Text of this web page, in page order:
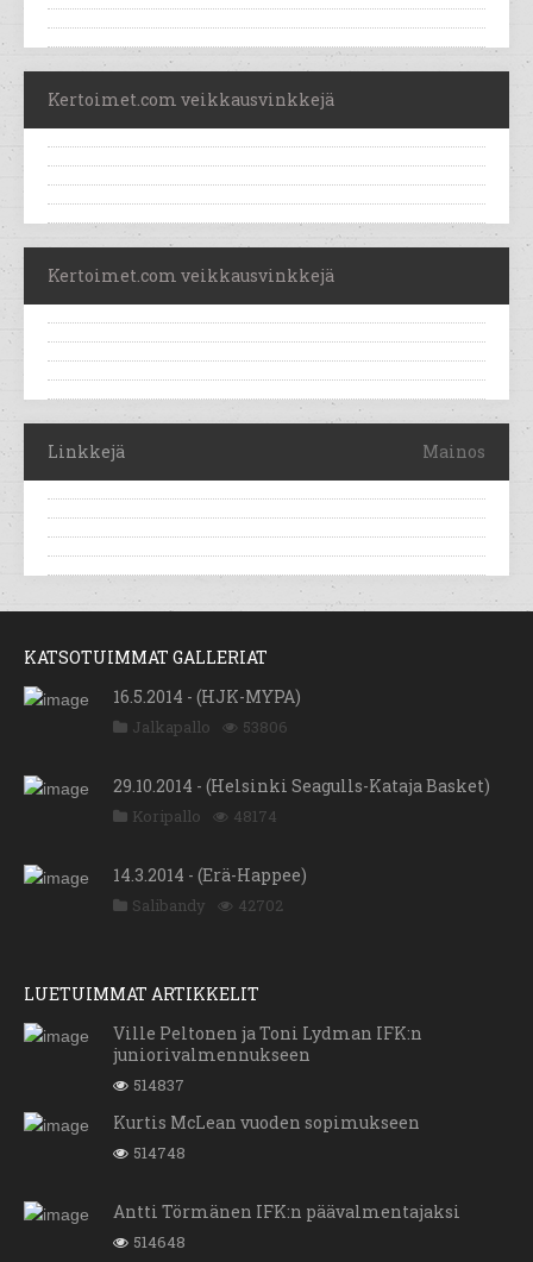
Kertoimet.com veikkausvinkkejä
Kertoimet.com veikkausvinkkejä
Linkkejä Mainos
KATSOTUIMMAT GALLERIAT
16.5.2014 - (HJK-MYPA)
Jalkapallo 53806
29.10.2014 - (Helsinki Seagulls-Kataja Basket)
Koripallo 48174
14.3.2014 - (Erä-Happee)
Salibandy 42702
LUETUIMMAT ARTIKKELIT
Ville Peltonen ja Toni Lydman IFK:n
juniorivalmennukseen
514837
Kurtis McLean vuoden sopimukseen
514748
Antti Törmänen IFK:n päävalmentajaksi
514648